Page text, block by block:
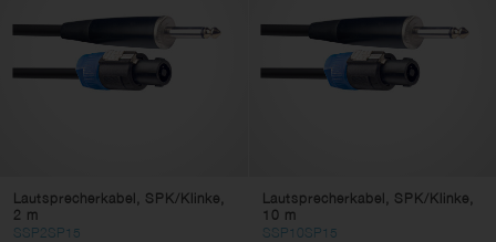
Computer Kabel
Video Kabel
Adapterkabel
Kabelzubehör
Steckverbinder
Lautsprecherkabel, SPK/Klinke,
2 m
SSP2SP15
Lautsprecherkabel, SPK/Klinke,
10 m
SSP10SP15